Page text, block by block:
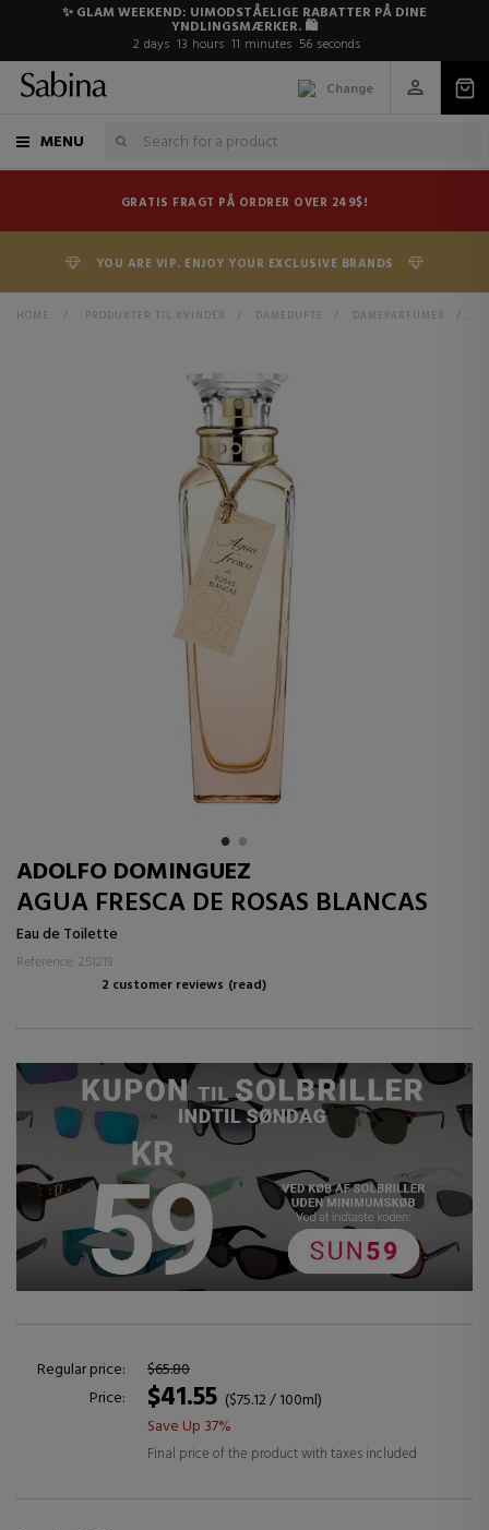
✨ GLAM WEEKEND: UIMODSTÅELIGE RABATTER PÅ DINE
YNDLINGSMÆRKER. 🛍️
2 days 13 hours 11 minutes 56 seconds
Change
MENU
GRATIS FRAGT PÅ ORDRER OVER 249$!
YOU ARE VIP. ENJOY YOUR EXCLUSIVE BRANDS
HOME > PRODUKTER TIL KVINDER > DAMEDUFTE > DAMEPARFUMER >
ADOLFO DOMINGUEZ
AGUA FRESCA DE ROSAS BLANCAS
Eau de Toilette
Reference: 251219
2 customer reviews (read)
Regular price:
$65.80
Price:
$41.55 ($75.12 / 100ml)
Save Up 37%
Final price of the product with taxes included